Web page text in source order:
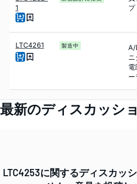
1
プ
LTC4261 製造中 A/
ニ
電
ー
最新のディスカッシ
LTC4253に関するディスカッ